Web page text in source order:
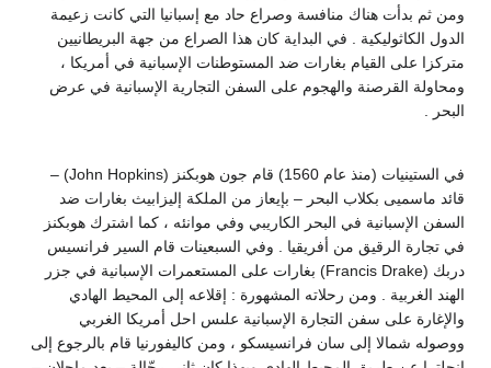
ومن ثم بدأت هناك منافسة وصراع حاد مع إسبانيا التي كانت زعيمة
الدول الكاثوليكية . في البداية كان هذا الصراع من جهة البريطانيين
متركزا على القيام بغارات ضد المستوطنات الإسبانية في أمريكا ،
ومحاولة القرصنة والهجوم على السفن التجارية الإسبانية في عرض
البحر .
في الستينيات (منذ عام 1560) قام جون هوبكنز (John Hopkins) –
قائد ماسميى بكلاب البحر – بإيعاز من الملكة إليزابيث بغارات ضد
السفن الإسبانية في البحر الكاريبي وفي موانئه ، كما اشترك هوبكنز
في تجارة الرقيق من أفريقيا . وفي السبعينات قام السير فرانسيس
دربك (Francis Drake) بغارات على المستعمرات الإسبانية في جزر
الهند الغربية . ومن رحلاته المشهورة : إقلاعه إلى المحيط الهادي
والإغارة على سفن التجارة الإسبانية علىس احل أمريكا الغربي
ووصوله شمالا إلى سان فرانسيسكو ، ومن كاليفورنيا قام بالرجوع إلى